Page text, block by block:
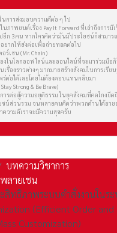
นการส่งมอบความดีต่อ ๆ ไป
ภาพยนต์เรื่อง Pay It Forward ที่เล่าถึงการมี
ก 3 คน หากใครคิดว่ามันมีประโยชน์ก็สามาร
ยากให้ส่งต่อเพื่อถ่ายทอดต่อไป
ร์เชน (Mr. Chain)
องในโลกออฟไลน์และออนไลน์ที่จะมาร่วมมือ
รื่องราวต่างๆ มากมายสร้างสังคมในการเรีย
ต่อได้เลยโดยไม่ต้องตอบแทนกลับมา
Strong & Be Brave)
ารต่อสู้ความอยุติธรรม ในยุคสังคมที่คดโกงยึ
น์ส่วนรวม จนหลายคนคิดว่าพวกด้านได้อาย
ความดีเราจะมีความสุขครับ
บทความวิชาการ
ลายเชน
สิทธิภาพระบบคำสั่งงานในร
(Efficient Order and
Customization)